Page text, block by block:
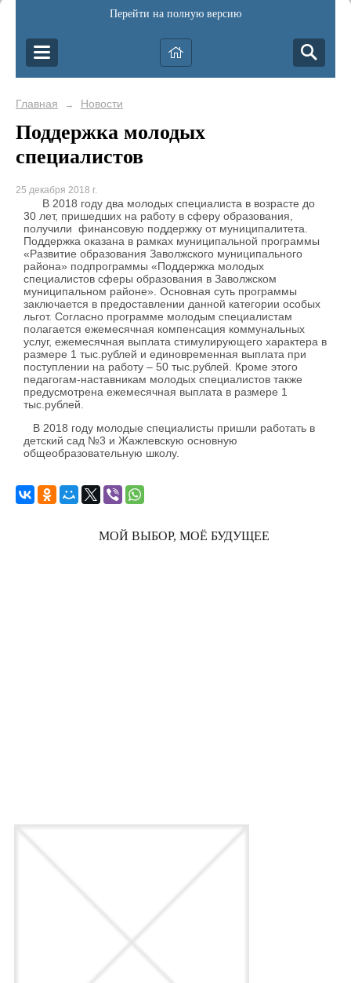
Перейти на полную версию
Главная → Новости
Поддержка молодых
специалистов
25 декабря 2018 г.
В 2018 году два молодых специалиста в возрасте до
30 лет, пришедших на работу в сферу образования,
получили финансовую поддержку от муниципалитета.
Поддержка оказана в рамках муниципальной программы
«Развитие образования Заволжского муниципального
района» подпрограммы «Поддержка молодых
специалистов сферы образования в Заволжском
муниципальном районе». Основная суть программы
заключается в предоставлении данной категории особых
льгот. Согласно программе молодым специалистам
полагается ежемесячная компенсация коммунальных
услуг, ежемесячная выплата стимулирующего характера в
размере 1 тыс.рублей и единовременная выплата при
поступлении на работу – 50 тыс.рублей. Кроме этого
педагогам-наставникам молодых специалистов также
предусмотрена ежемесячная выплата в размере 1
тыс.рублей.
В 2018 году молодые специалисты пришли работать в
детский сад №3 и Жажлевскую основную
общеобразовательную школу.
МОЙ ВЫБОР, МОЁ БУДУЩЕЕ